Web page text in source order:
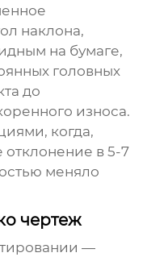
наклона,
на бумаге,
головных
до
износа.
когда,
отклонение в 5-7
меняло
чертеж
—